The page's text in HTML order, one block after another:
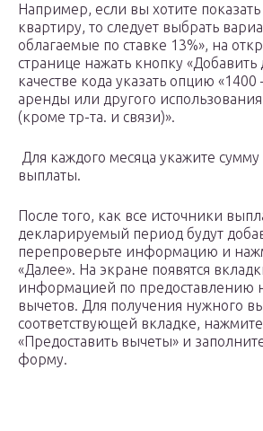
Например, если вы хотите
квартиру, то следует выбрать
облагаемые по ставке 13%», на
странице нажать кнопку «Добавить
качестве кода указать опцию
аренды или другого
(кроме тр-та. и связи)».
Для каждого месяца укажите
выплаты.
После того, как все источники
декларируемый период будут
перепроверьте информацию и
«Далее». На экране появятся
информацией по предоставлению
вычетов. Для получения нужного
соответствующей вкладке, нажмите
«Предоставить вычеты» и
форму.